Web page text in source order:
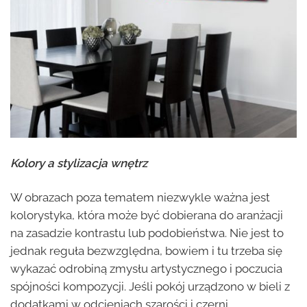
Kolory a stylizacja wnętrz
W obrazach poza tematem niezwykle ważna jest
kolorystyka, która może być dobierana do aranżacji
na zasadzie kontrastu lub podobieństwa. Nie jest to
jednak reguła bezwzględna, bowiem i tu trzeba się
wykazać odrobiną zmysłu artystycznego i poczucia
spójności kompozycji. Jeśli pokój urządzono w bieli z